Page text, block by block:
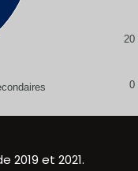
20
0
2019 et 2021.